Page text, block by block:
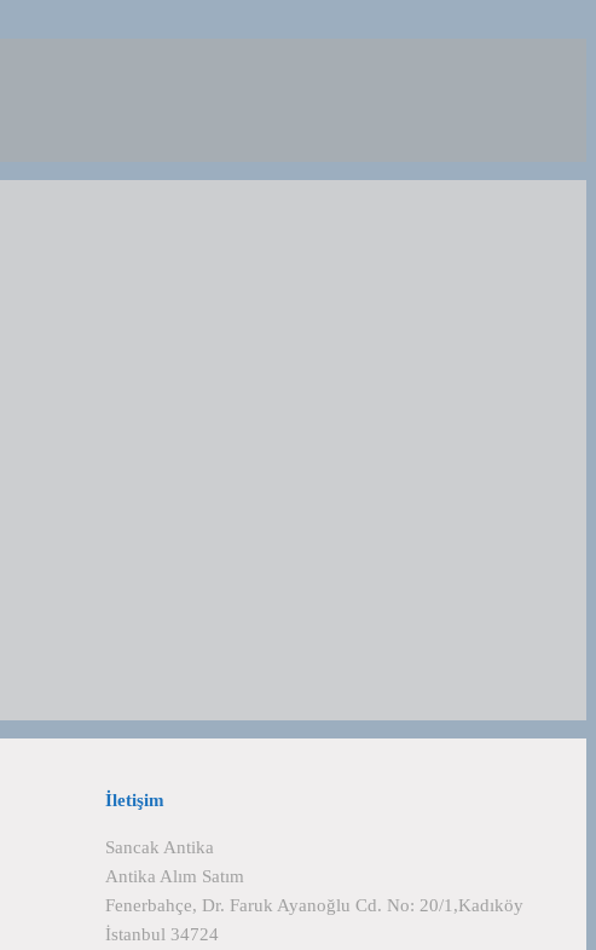
İletişim
Sancak Antika
Antika Alım Satım
Fenerbahçe, Dr. Faruk Ayanoğlu Cd. No: 20/1,Kadıköy
İstanbul 34724